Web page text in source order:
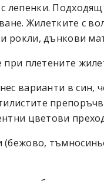
лепенки.
Жилетките с
рокли, дънкови
при плетените
варианти в син,
цветови